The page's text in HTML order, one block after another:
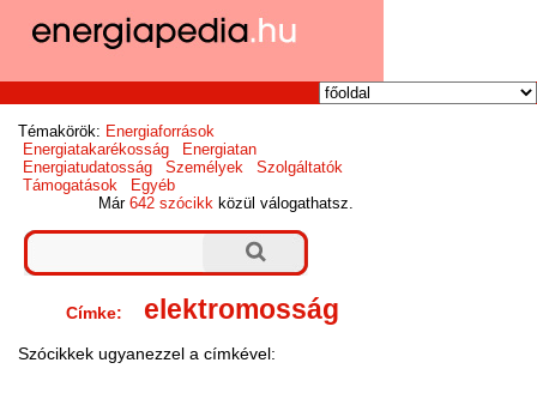
Témakörök: Energiaforrások
Energiatakarékosság
Energiatan
Energiatudatosság
Személyek
Szolgáltatók
Támogatások
Egyéb
Már642 szócikk közül válogathatsz.
Címke: elektromosság
Szócikkek ugyanezzel a címkével: